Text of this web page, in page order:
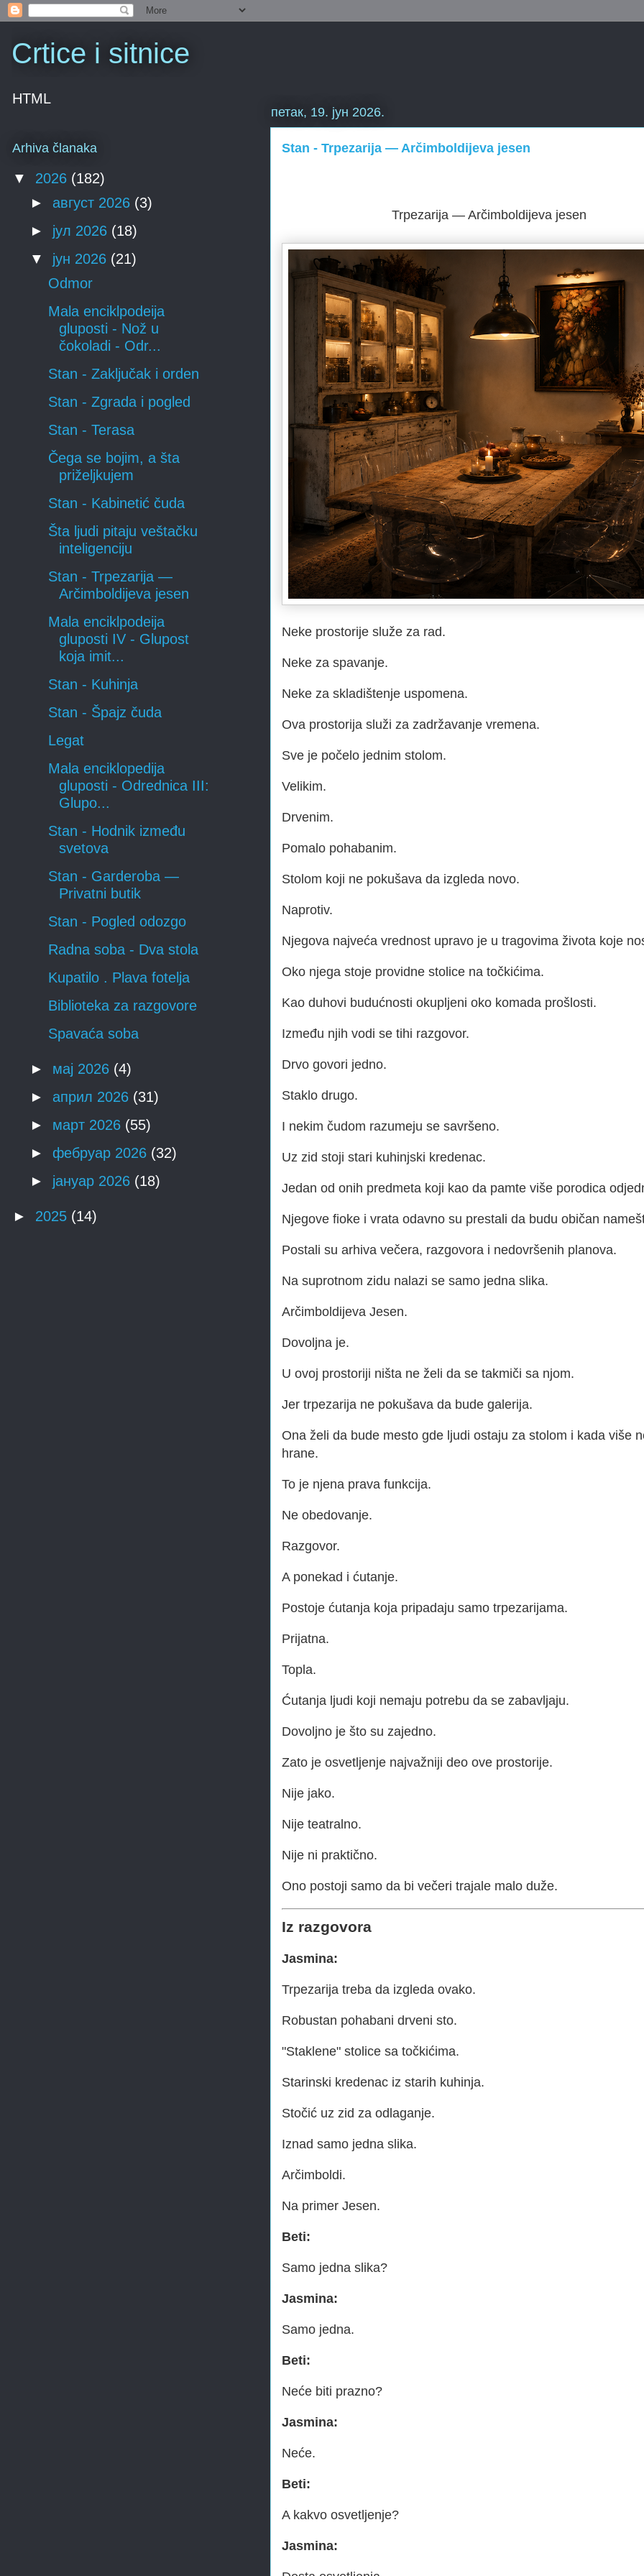
Crtice i sitnice
петак, 19. јун 2026.
Stan - Trpezarija — Arčimboldijeva jesen
Trpezarija — Arčimboldijeva jesen
Neke prostorije služe za rad.
Neke za spavanje.
Neke za skladištenje uspomena.
Ova prostorija služi za zadržavanje vremena.
Sve je počelo jednim stolom.
Velikim.
Drvenim.
Pomalo pohabanim.
Stolom koji ne pokušava da izgleda novo.
Naprotiv.
Njegova najveća vrednost upravo je u tragovima života koje
Oko njega stoje providne stolice na točkićima.
Kao duhovi budućnosti okupljeni oko komada prošlosti.
Između njih vodi se tihi razgovor.
Drvo govori jedno.
Staklo drugo.
I nekim čudom razumeju se savršeno.
Uz zid stoji stari kuhinjski kredenac.
Jedan od onih predmeta koji kao da pamte više porodica
Njegove fioke i vrata odavno su prestali da budu običan
Postali su arhiva večera, razgovora i nedovršenih planova.
Na suprotnom zidu nalazi se samo jedna slika.
Arčimboldijeva Jesen.
Dovoljna je.
U ovoj prostoriji ništa ne želi da se takmiči sa njom.
Jer trpezarija ne pokušava da bude galerija.
Ona želi da bude mesto gde ljudi ostaju za stolom i kada više
hrane.
To je njena prava funkcija.
Ne obedovanje.
Razgovor.
A ponekad i ćutanje.
Postoje ćutanja koja pripadaju samo trpezarijama.
Prijatna.
Topla.
Ćutanja ljudi koji nemaju potrebu da se zabavljaju.
Dovoljno je što su zajedno.
Zato je osvetljenje najvažniji deo ove prostorije.
Nije jako.
Nije teatralno.
Nije ni praktično.
Ono postoji samo da bi večeri trajale malo duže.
Iz razgovora
Jasmina:
Trpezarija treba da izgleda ovako.
Robustan pohabani drveni sto.
"Staklene" stolice sa točkićima.
Starinski kredenac iz starih kuhinja.
Stočić uz zid za odlaganje.
Iznad samo jedna slika.
Arčimboldi.
Na primer Jesen.
Beti:
Samo jedna slika?
Jasmina:
Samo jedna.
Beti:
Neće biti prazno?
Jasmina:
Neće.
Beti:
A kakvo osvetljenje?
Jasmina:
HTML
Arhiva članaka
▼ 2026 (182)
► август 2026 (3)
► јул 2026 (18)
▼ јун 2026 (21)
Odmor
Mala enciklpodeija
gluposti - Nož u
čokoladi - Odr...
Stan - Zaključak i orden
Stan - Zgrada i pogled
Stan - Terasa
Čega se bojim, a šta
priželjkujem
Stan - Kabinetić čuda
Šta ljudi pitaju veštačku
inteligenciju
Stan - Trpezarija —
Arčimboldijeva jesen
Mala enciklpodeija
gluposti IV - Glupost
koja imit...
Stan - Kuhinja
Stan - Špajz čuda
Legat
Mala enciklopedija
gluposti - Odrednica III:
Glupo...
Stan - Hodnik između
svetova
Stan - Garderoba —
Privatni butik
Stan - Pogled odozgo
Radna soba - Dva stola
Kupatilo . Plava fotelja
Biblioteka za razgovore
Spavaća soba
► мај 2026 (4)
► април 2026 (31)
► март 2026 (55)
► фебруар 2026 (32)
► јануар 2026 (18)
► 2025 (14)